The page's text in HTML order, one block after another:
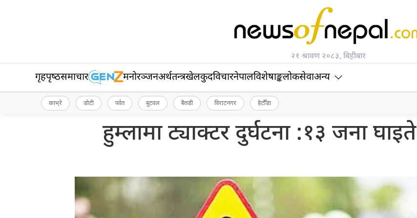
२१ श्रावण २०८३, बिहीबार
गृहपृष्‍ठसमाचार मनोरञ्जनअर्थतन्त्रखेलकुदविचारनेपालविशेषाङ्कलोकसेवाअन्य
काभ्रे डोटी पर्वत बुटवल बैतडी विराटनगर हेटौँडा
हुम्लामा ट्याक्टर दुर्घटना :१३ जना घाइते